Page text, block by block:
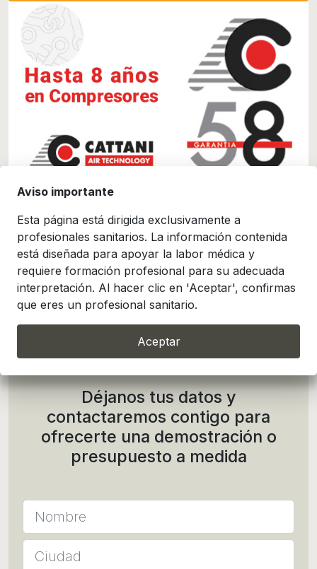
Hasta8 años
con mantenimiento
documentado.
Válido hasta el 31-12-2026
Datos técnicos y adjuntos
Déjanos tus datos y
contactaremos contigo para
ofrecerte una demostración o
presupuesto a medida
Aviso importante
Esta página está dirigida exclusivamente a
profesionales sanitarios. La información contenida
está diseñada para apoyar la labor médica y
requiere formación profesional para su adecuada
interpretación. Al hacer clic en 'Aceptar', confirmas
que eres un profesional sanitario.
Aceptar